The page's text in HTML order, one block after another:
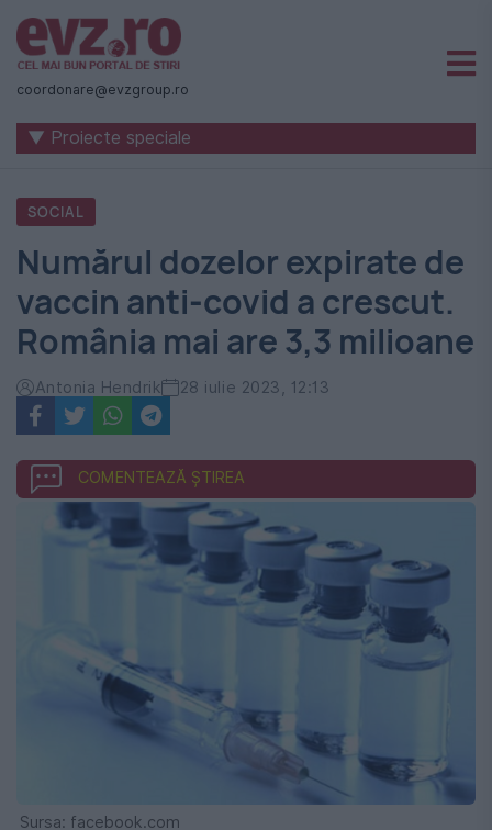
Știri
naționale
internaționale
România
-
Evenimentul
Zilei
coordonare@evzgroup.ro
▼ Proiecte speciale
SOCIAL
Numărul dozelor expirate de
vaccin anti-covid a crescut.
România mai are 3,3 milioane
Antonia Hendrik 28 iulie 2023, 12:13
COMENTEAZĂ ȘTIREA
Sursa: facebook.com